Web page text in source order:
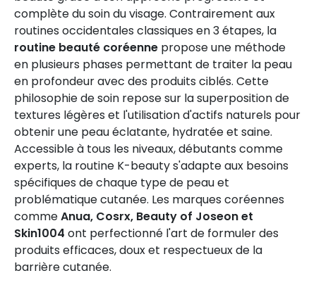
complète du soin du visage. Contrairement aux
routines occidentales classiques en 3 étapes, la
routine beauté coréenne propose une méthode
en plusieurs phases permettant de traiter la peau
en profondeur avec des produits ciblés. Cette
philosophie de soin repose sur la superposition de
textures légères et l'utilisation d'actifs naturels pour
obtenir une peau éclatante, hydratée et saine.
Accessible à tous les niveaux, débutants comme
experts, la routine K-beauty s'adapte aux besoins
spécifiques de chaque type de peau et
problématique cutanée. Les marques coréennes
commeAnua, Cosrx, Beauty of Joseon et
Skin1004 ont perfectionné l'art de formuler des
produits efficaces, doux et respectueux de la
barrière cutanée.